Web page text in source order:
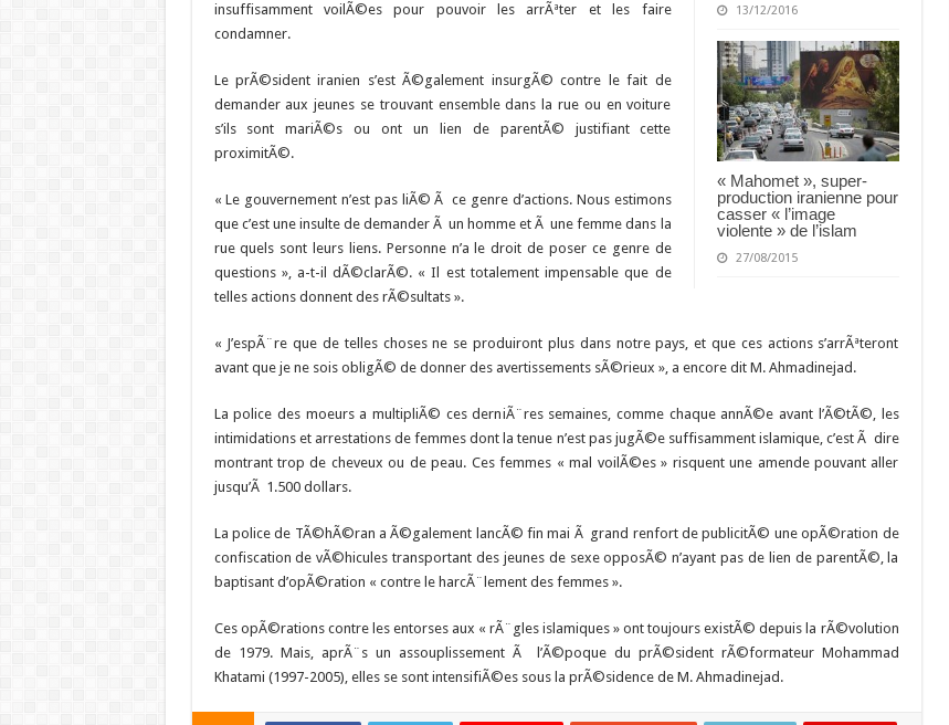
13/12/2016
« Mahomet », super-
production iranienne pour
casser « l’image
violente » de l’islam
27/08/2015
insuffisamment voilÃ©es pour pouvoir les arrÃªter et les faire
condamner.
Le prÃ©sident iranien s’est Ã©galement insurgÃ© contre le fait de
demander aux jeunes se trouvant ensemble dans la rue ou en voiture
s’ils sont mariÃ©s ou ont un lien de parentÃ© justifiant cette
proximitÃ©.
« Le gouvernement n’est pas liÃ© Ã ce genre d’actions. Nous estimons
que c’est une insulte de demander Ã un homme et Ã une femme dans la
rue quels sont leurs liens. Personne n’a le droit de poser ce genre de
questions », a-t-il dÃ©clarÃ©. « Il est totalement impensable que de
telles actions donnent des rÃ©sultats ».
« J’espÃ¨re que de telles choses ne se produiront plus dans notre pays, et que ces actions s’arrÃªteront
avant que je ne sois obligÃ© de donner des avertissements sÃ©rieux », a encore dit M. Ahmadinejad.
La police des moeurs a multipliÃ© ces derniÃ¨res semaines, comme chaque annÃ©e avant l’Ã©tÃ©, les
intimidations et arrestations de femmes dont la tenue n’est pas jugÃ©e suffisamment islamique, c’est Ã dire
montrant trop de cheveux ou de peau. Ces femmes « mal voilÃ©es » risquent une amende pouvant aller
jusqu’Ã 1.500 dollars.
La police de TÃ©hÃ©ran a Ã©galement lancÃ© fin mai Ã grand renfort de publicitÃ© une opÃ©ration de
confiscation de vÃ©hicules transportant des jeunes de sexe opposÃ© n’ayant pas de lien de parentÃ©, la
baptisant d’opÃ©ration « contre le harcÃ¨lement des femmes ».
Ces opÃ©rations contre les entorses aux « rÃ¨gles islamiques » ont toujours existÃ© depuis la rÃ©volution
de 1979. Mais, aprÃ¨s un assouplissement Ã l’Ã©poque du prÃ©sident rÃ©formateur Mohammad
Khatami (1997-2005), elles se sont intensifiÃ©es sous la prÃ©sidence de M. Ahmadinejad.